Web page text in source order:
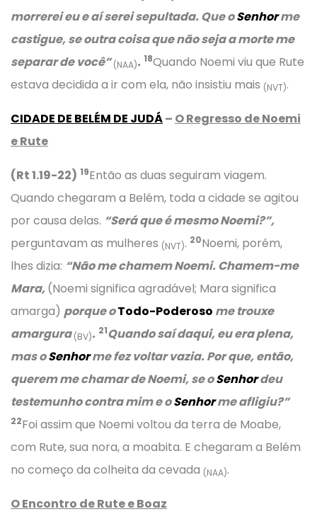
morrerei eu e aí serei sepultada. Que oSenhorme
castigue, se outra coisa que não seja a morte me
separar de você”(NAA). 18Quando Noemi viu que Rute
estava decidida a ir com ela, não insistiu mais (NVT).
CIDADE DE BELÉM DE JUDÁ– O Regresso de Noemi
e Rute
(Rt 1.19-22) 19Então as duas seguiram viagem.
Quando chegaram a Belém, toda a cidade se agitou
por causa delas. “Será que é mesmo Noemi?”,
perguntavam as mulheres (NVT). 20Noemi, porém,
lhes dizia: “Não me chamem Noemi. Chamem-me
Mara,(Noemi significa agradável; Mara significa
amarga) porque oTodo-Poderoso me trouxe
amargura(BV). 21Quando saí daqui, eu era plena,
mas oSenhorme fez voltar vazia. Por que, então,
querem me chamar de Noemi, se oSenhordeu
testemunho contra mim e oSenhorme afligiu?”
22Foi assim que Noemi voltou da terra de Moabe,
com Rute, sua nora, a moabita. E chegaram a Belém
no começo da colheita da cevada (NAA).
O Encontro de Rute e Boaz